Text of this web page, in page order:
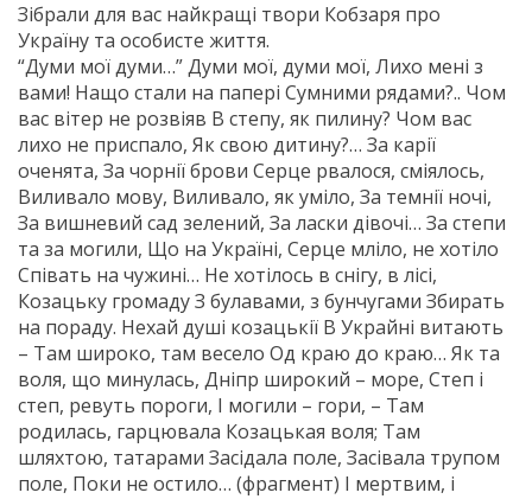
Зібрали для вас найкращі твори Кобзаря про
Україну та особисте життя.
“Думи мої думи…” Думи мої, думи мої, Лихо мені з
вами! Нащо стали на папері Сумними рядами?.. Чом
вас вітер не розвіяв В степу, як пилину? Чом вас
лихо не приспало, Як свою дитину?… За карії
оченята, За чорнії брови Серце рвалося, сміялось,
Виливало мову, Виливало, як уміло, За темнії ночі,
За вишневий сад зелений, За ласки дівочі… За степи
та за могили, Що на Україні, Серце мліло, не хотіло
Співать на чужині… Не хотілось в снігу, в лісі,
Козацьку громаду З булавами, з бунчугами Збирать
на пораду. Нехай душі козацькії В Украйні витають
– Там широко, там весело Од краю до краю… Як та
воля, що минулась, Дніпр широкий – море, Степ і
степ, ревуть пороги, І могили – гори, – Там
родилась, гарцювала Козацькая воля; Там
шляхтою, татарами Засідала поле, Засівала трупом
поле, Поки не остило… (фрагмент) І мертвим, і